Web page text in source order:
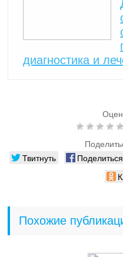
диагностика и
Твитнуть Поделиться
Похожие